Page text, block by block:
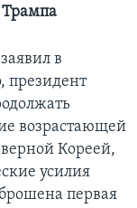
Трампа
в
президент
возрастающей
Кореей,
усилия
первая